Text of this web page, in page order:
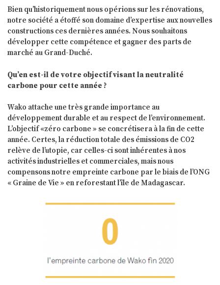
Bien qu’historiquement nous opérions sur les rénovations,
notre société a étoffé son domaine d’expertise aux nouvelles
constructions ces dernières années. Nous souhaitons
développer cette compétence et gagner des parts de
marché au Grand-Duché.
Qu’en est-il de votre objectif visant la neutralité
carbone pour cette année ?
Wako attache une très grande importance au
développement durable et au respect de l’environnement.
L’objectif «zéro carbone » se concrétisera à la fin de cette
année. Certes, la réduction totale des émissions de CO2
relève de l’utopie, car celles-ci sont inhérentes à nos
activités industrielles et commerciales, mais nous
compensons notre empreinte carbone par le biais de l’ONG
« Graine de Vie » en reforestant l’île de Madagascar.